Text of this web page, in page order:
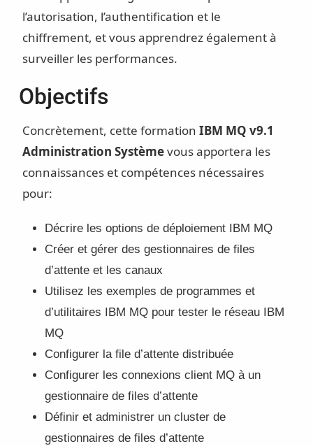
l’autorisation, l’authentification et le
chiffrement, et vous apprendrez également à
surveiller les performances.
Objectifs
Concrètement, cette formation IBM MQ v9.1
Administration Systèmevous apportera les
connaissances et compétences nécessaires
pour:
Décrire les options de déploiement IBM MQ
Créer et gérer des gestionnaires de files
d’attente et les canaux
Utilisez les exemples de programmes et
d’utilitaires IBM MQ pour tester le réseau IBM
MQ
Configurer la file d’attente distribuée
Configurer les connexions client MQ à un
gestionnaire de files d’attente
Définir et administrer un cluster de
gestionnaires de files d’attente